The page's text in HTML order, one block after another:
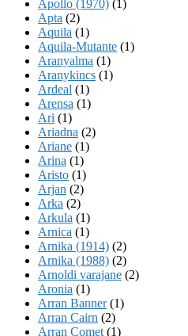
Apollo (1970) (1)
Apta (2)
Aquila (1)
Aquila-Mutante (1)
Aranyalma (1)
Aranykincs (1)
Ardeal (1)
Arensa (1)
Ari (1)
Ariadna (2)
Ariane (1)
Arina (1)
Aristo (1)
Arjan (2)
Arka (2)
Arkula (1)
Arnica (1)
Arnika (1914) (2)
Arnika (1988) (2)
Arnoldi varajane (2)
Aronia (1)
Arran Banner(1)
Arran Cairn (2)
Arran Comet (1)